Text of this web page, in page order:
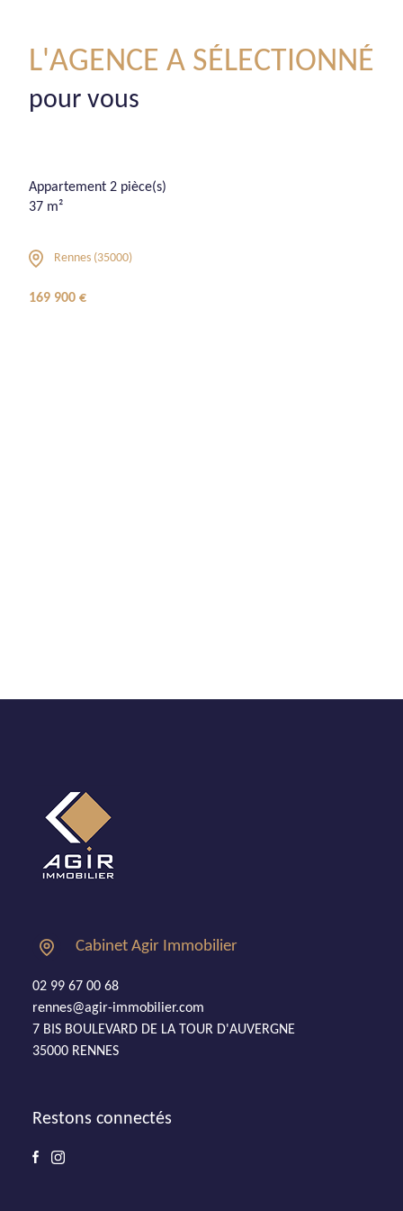
L'AGENCE A SÉLECTIONNÉ
pour vous
Appartement 2 pièce(s)
37 m²
Rennes (35000)
169 900 €
Cabinet Agir Immobilier
02 99 67 00 68
rennes@agir-immobilier.com
7 BIS BOULEVARD DE LA TOUR D'AUVERGNE
35000 RENNES
Restons connectés